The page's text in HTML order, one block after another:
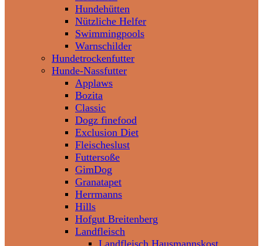
Hundehütten
Nützliche Helfer
Swimmingpools
Warnschilder
Hundetrockenfutter
Hunde-Nassfutter
Applaws
Bozita
Classic
Dogz finefood
Exclusion Diet
Fleischeslust
Futtersoße
GimDog
Granatapet
Herrmanns
Hills
Hofgut Breitenberg
Landfleisch